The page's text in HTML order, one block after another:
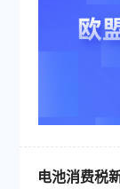
电池消费税